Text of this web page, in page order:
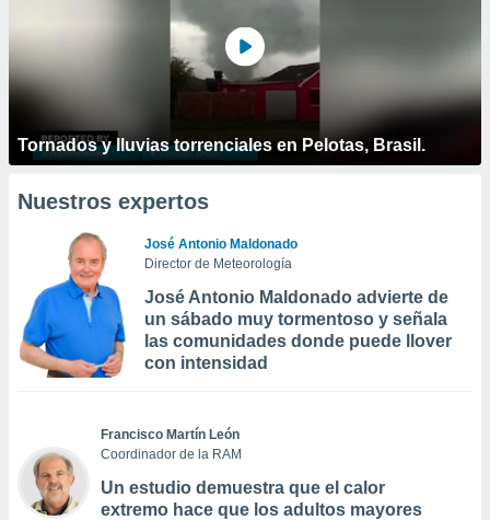
Tornados y lluvias torrenciales en Pelotas, Brasil.
Nuestros expertos
José Antonio Maldonado
Director de Meteorología
José Antonio Maldonado advierte de
un sábado muy tormentoso y señala
las comunidades donde puede llover
con intensidad
Francisco Martín León
Coordinador de la RAM
Un estudio demuestra que el calor
extremo hace que los adultos mayores